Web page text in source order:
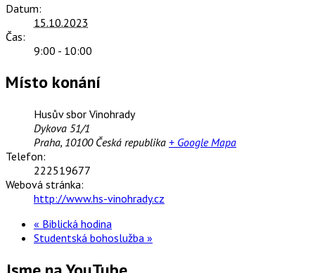
Datum:
15.10.2023
Čas:
9:00 - 10:00
Místo konání
Husův sbor Vinohrady
Dykova 51/1
Praha, 10100 Česká republika + Google Mapa
Telefon:
222519677
Webová stránka:
http://www.hs-vinohrady.cz
« Biblická hodina
Studentská bohoslužba »